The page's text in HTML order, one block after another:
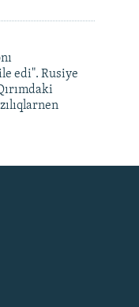
edi". Rusiye